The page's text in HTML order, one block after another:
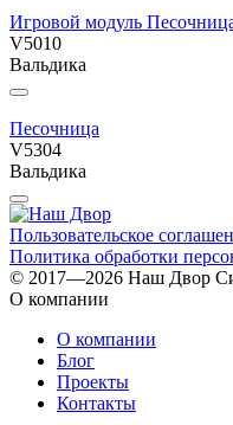
Игровой модуль
V5010
Вальдика
Песочница
V5304
Вальдика
Пользовательское
Политика обработки
© 2017—2026 Наш Двор
О компании
О компании
Блог
Проекты
Контакты